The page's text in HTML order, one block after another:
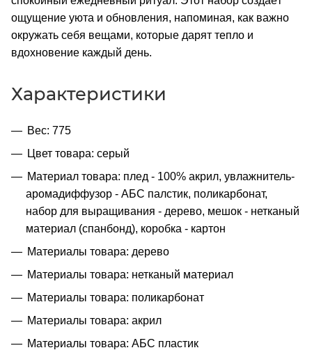
ощущение уюта и обновления, напоминая, как важно
окружать себя вещами, которые дарят тепло и
вдохновение каждый день.
Характеристики
Вес: 775
Цвет товара: серый
Материал товара: плед - 100% акрил, увлажнитель-
аромадиффузор - АБС палстик, поликарбонат,
набор для выращивания - дерево, мешок - нетканый
материал (спанбонд), коробка - картон
Материалы товара: дерево
Материалы товара: нетканый материал
Материалы товара: поликарбонат
Материалы товара: акрил
Материалы товара: АБС пластик